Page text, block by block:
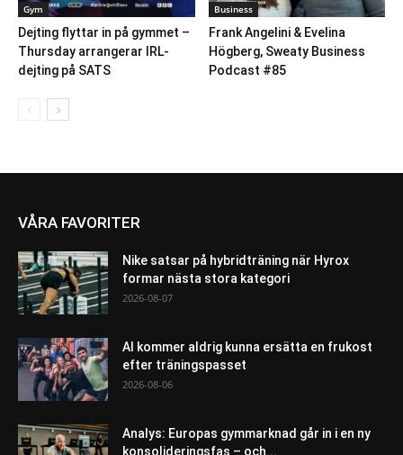
Gym
Dejting flyttar in på gymmet –
Thursday arrangerar IRL-
dejting på SATS
Business
Frank Angelini & Evelina
Högberg, Sweaty Business
Podcast #85
VÅRA FAVORITER
Nike satsar på hybridträning när Hyrox
formar nästa stora kategori
2026-08-07
AI kommer aldrig kunna ersätta en frukost
efter träningspasset
2026-08-06
Analys: Europas gymmarknad går in i en ny
konsolideringsfas – och...